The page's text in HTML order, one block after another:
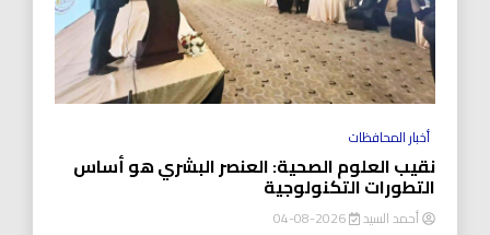
أخبار المحافظات
نقيب العلوم الصحية: العنصر البشري هو أساس
التطورات التكنولوجية
أحمد السيد 2026-08-04